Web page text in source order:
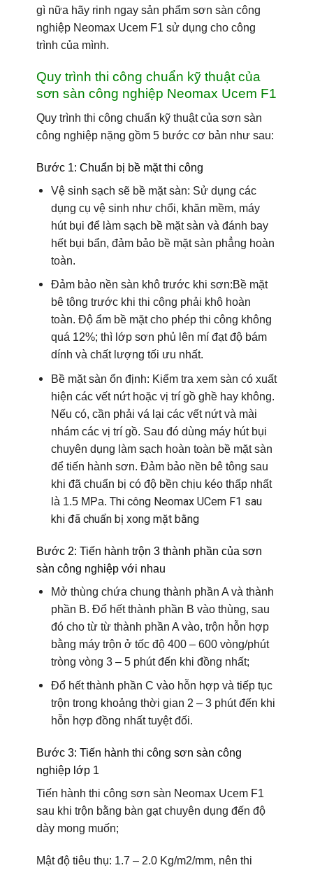
gì nữa hãy rinh ngay sản phẩm sơn sàn công
nghiệp Neomax Ucem F1 sử dụng cho công
trình của mình.
Quy trình thi công chuẩn kỹ thuật của
sơn sàn công nghiệp Neomax Ucem F1
Quy trình thi công chuẩn kỹ thuật của sơn sàn
công nghiệp nặng gồm 5 bước cơ bản như sau:
Bước 1: Chuẩn bị bề mặt thi công
Vệ sinh sạch sẽ bề mặt sàn: Sử dụng các
dụng cụ vệ sinh như chổi, khăn mềm, máy
hút bụi để làm sạch bề mặt sàn và đánh bay
hết bụi bẩn, đảm bảo bề mặt sàn phẳng hoàn
toàn.
Đảm bảo nền sàn khô trước khi sơn:Bề mặt
bê tông trước khi thi công phải khô hoàn
toàn. Độ ẩm bề mặt cho phép thi công không
quá 12%; thì lớp sơn phủ lên mí đạt độ bám
dính và chất lượng tối ưu nhất.
Bề mặt sàn ổn định: Kiểm tra xem sàn có xuất
hiện các vết nứt hoặc vị trí gồ ghề hay không.
Nếu có, cần phải vá lại các vết nứt và mài
nhám các vị trí gồ. Sau đó dùng máy hút bụi
chuyên dụng làm sạch hoàn toàn bề mặt sàn
để tiến hành sơn. Đảm bảo nền bê tông sau
khi đã chuẩn bị có độ bền chịu kéo thấp nhất
là 1.5 MPa. Thi công Neomax UCem F1 sau
khi đã chuẩn bị xong mặt bằng
Bước 2: Tiến hành trộn 3 thành phần của sơn
sàn công nghiệp với nhau
Mở thùng chứa chung thành phần A và thành
phần B. Đổ hết thành phần B vào thùng, sau
đó cho từ từ thành phần A vào, trộn hỗn hợp
bằng máy trộn ở tốc độ 400 – 600 vòng/phút
tròng vòng 3 – 5 phút đến khi đồng nhất;
Đổ hết thành phần C vào hỗn hợp và tiếp tục
trộn trong khoảng thời gian 2 – 3 phút đến khi
hỗn hợp đồng nhất tuyệt đối.
Bước 3: Tiến hành thi công sơn sàn công
nghiệp lớp 1
Tiến hành thi công sơn sàn Neomax Ucem F1
sau khi trộn bằng bàn gạt chuyên dụng đến độ
dày mong muốn;
Mật độ tiêu thụ: 1.7 – 2.0 Kg/m2/mm, nên thi